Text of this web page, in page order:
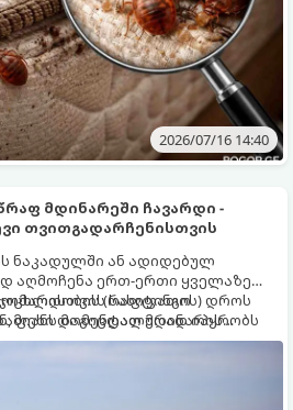
2026/07/16 14:40
მდინარეში ჩავარდი -
თვითგადარჩენისთვის
ნაკადულში ან ადიდებულ
ერთ-ერთი ყველაზე
სახიფათო
მომენტალურად იპყრობს
შეცდომების მიზეზი
ბრძოლა ფიზიკური
მხოლოდ ცივი გონება, სწორი
ცოდნა გადაგარჩენთ.
(რაფტინგის) დროს
ფეხი დაგიცდათ მდინარის
აღმოჩნდით, მიჰყევით ამ
რათა იცოდეთ,